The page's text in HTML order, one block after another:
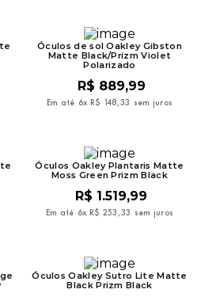
Óculos de sol Oakley Gibston
Matte Black/Prizm Violet
Polarizado
R$ 889,99
Em até 6x R$ 148,33 sem juros
Óculos Oakley Plantaris Matte
Moss Green Prizm Black
R$ 1.519,99
Em até 6x R$ 253 ,33 sem juros
Óculos Oakley Sutro Lite Matte
Black Prizm Black